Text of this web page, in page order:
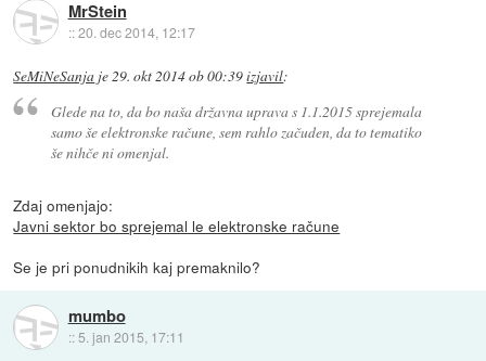
MrStein
::20. dec 2014, 12:17
SeMiNeSanja je 29. okt 2014 ob 00:39izjavil:
Glede na to, da bo naša državna uprava s 1.1.2015 sprejemala
samo še elektronske račune, sem rahlo začuden, da to tematiko
še nihče ni omenjal.
Zdaj omenjajo:
Javni sektor bo sprejemal le elektronske račune
Se je pri ponudnikih kaj premaknilo?
mumbo
:: 5. jan 2015, 17:11